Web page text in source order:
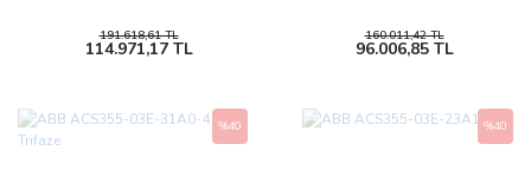
191.618,61 TL
114.971,17 TL
160.011,42 TL
96.006,85 TL
%40 %40